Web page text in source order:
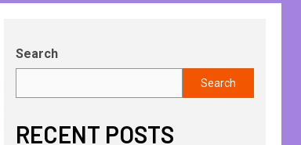
Search
Search
RECENT POSTS